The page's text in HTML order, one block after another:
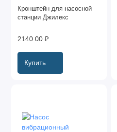
Кронштейн для насосной
станции Джилекс
2140.00 ₽
Купить